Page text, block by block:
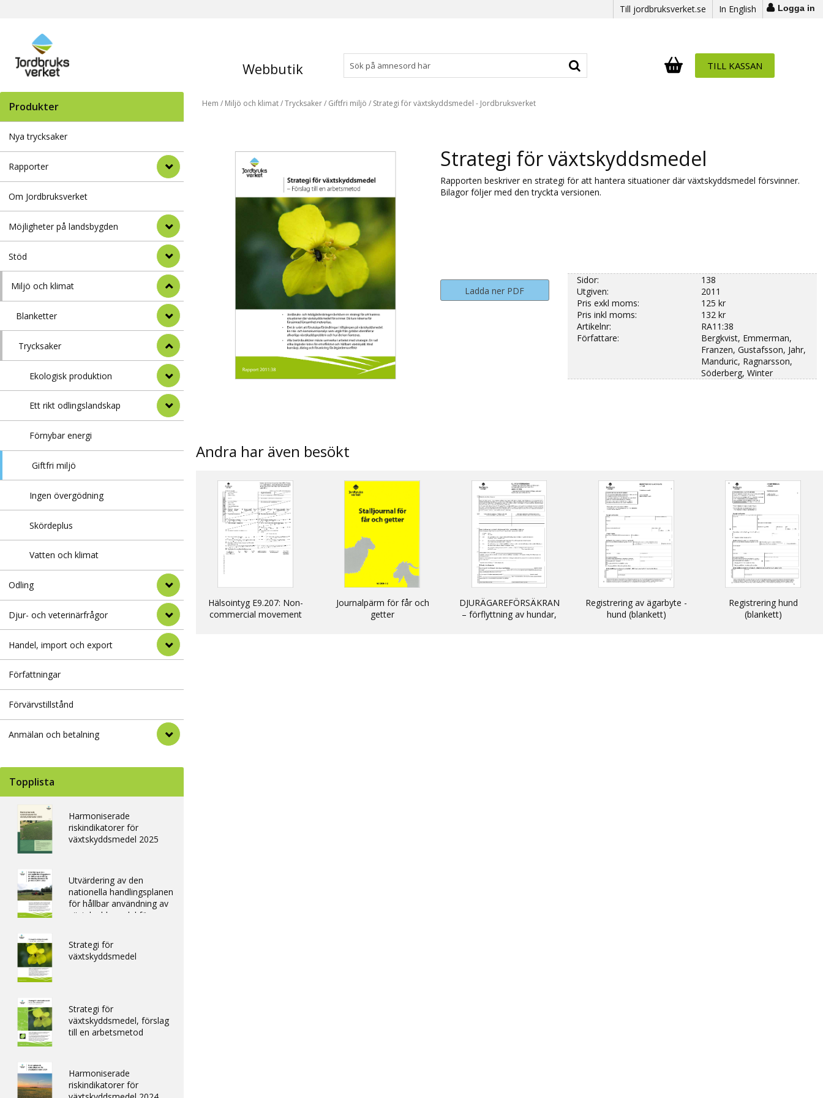
Till jordbruksverket.se In English Logga in
Webbutik Antal i varukorg:
. TILL KASSAN
Produkter
Nya trycksaker
Rapporter
Om Jordbruksverket
Möjligheter på landsbygden
Stöd
Miljö och klimat
Blanketter
Trycksaker
Ekologisk produktion
Ett rikt odlingslandskap
Förnybar energi
Giftfri miljö
Ingen övergödning
Skördeplus
Vatten och klimat
Odling
Djur- och veterinärfrågor
Handel, import och export
Författningar
Förvärvstillstånd
Anmälan och betalning
Topplista
Harmoniserade
riskindikatorer för
växtskyddsmedel 2025
Utvärdering av den
nationella handlingsplanen
för hållbar användning av
växtskyddsmedel för
Strategi för
växtskyddsmedel
Strategi för
växtskyddsmedel, förslag
till en arbetsmetod
Harmoniserade
riskindikatorer för
Hem / Miljö och klimat/Trycksaker/ Giftfri miljö / Strategi för växtskyddsmedel - Jordbruksverket
Strategi för växtskyddsmedel
Rapporten beskriver en strategi för att hantera situationer där växtskyddsmedel försvinner.
Bilagor följer med den tryckta versionen.
Ladda ner PDF
Sidor:
138
Utgiven:
2011
Pris exkl moms:
125 kr
Pris inkl moms:
132 kr
Artikelnr:
RA11:38
Författare:
Bergkvist, Emmerman,
Franzen, Gustafsson, Jahr,
Manduric, Ragnarsson,
Söderberg, Winter
Andra har även besökt
Hälsointyg E9.207: Non-
commercial movement
Journalpärm för får och
getter
DJURÄGAREFÖRSÄKRAN
– förflyttning av hundar,
Registrering av ägarbyte -
hund (blankett)
Registrering hund
(blankett)